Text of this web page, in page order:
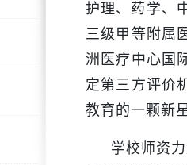
护理、药学、
三级甲等附属
洲医疗中心国
定第三方评价
教育的一颗新
学校师资